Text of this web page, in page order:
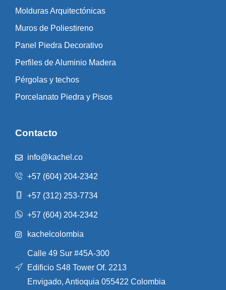
Molduras Arquitectónicas
Muros de Poliestireno
Panel Piedra Decorativo
Perfiles de Aluminio Madera
Pérgolas y techos
Porcelanato Piedra y Pisos
Contacto
info@kachel.co
+57 (604) 204-2342
+57 (312) 253-7734
+57 (604) 204-2342
kachelcolombia
Calle 49 Sur #45A-300
Edificio S48 Tower Of. 2213
Envigado, Antioquia 055422 Colombia